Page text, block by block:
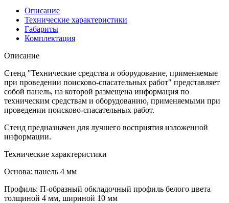
Описание
Технические характеристики
Габариты
Комплектация
Описание
Стенд "Технические средства и оборудование, применяемые
при проведении поисково-спасательных работ" представляет
собой панель, на которой размещена информация по
техническим средствам и оборудованию, применяемыми при
проведении поисково-спасательных работ.
Стенд предназначен для лучшего восприятия изложенной
информации.
Технические характеристики
Основа: панель 4 мм
Профиль: П-образный обкладочный профиль белого цвета
толщиной 4 мм, шириной 10 мм